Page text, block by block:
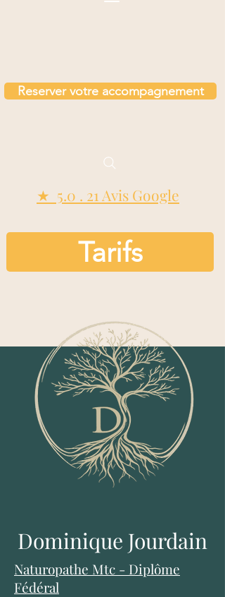
Dominique Jourdain
Naturopathe Mtc - Diplôme
Fédéral
Reserver votre accompagnement
★ 5.0 . 21 Avis Google
Tarifs